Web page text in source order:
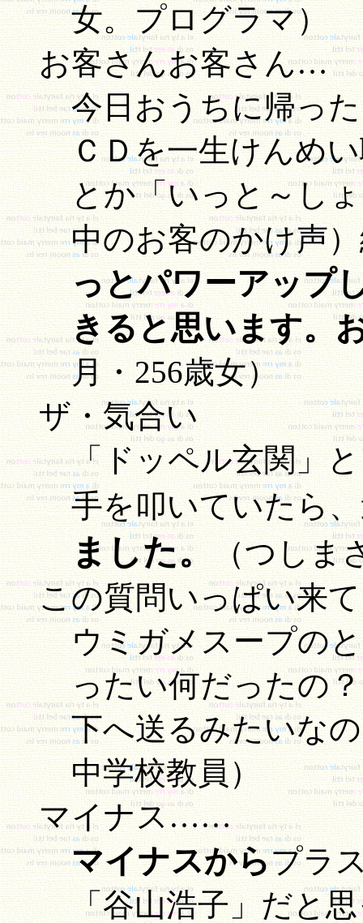
女。プログラマ）
お客さんお客さん…
今日おうちに帰っ
ＣＤを一生けんめ
とか「いっと～し
中のお客のかけ声
っとパワーアップ
きると思います。
月・256歳女）
ザ・気合い
「ドッペル玄関」
手を叩いていたら
ました。
（つしま
この質問いっぱい来
ウミガメスープの
ったい何だったの
下へ送るみたいな
中学校教員）
マイナス……
マイナスからプラ
「谷山浩子」だと